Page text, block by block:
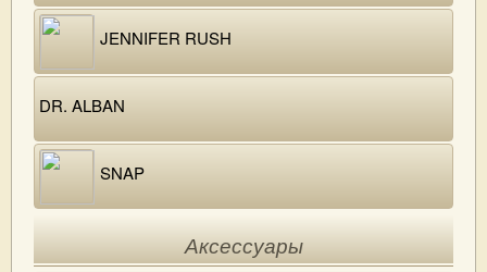
JENNIFER RUSH
DR. ALBAN
SNAP
Аксессуары